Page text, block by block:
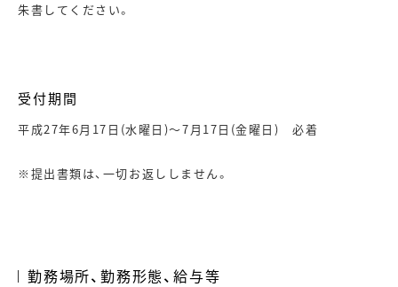
朱書してください。
受付期間
平成27年6月17日(水曜日)～7月17日(金曜日) 必着
※提出書類は、一切お返ししません。
勤務場所、勤務形態、給与等